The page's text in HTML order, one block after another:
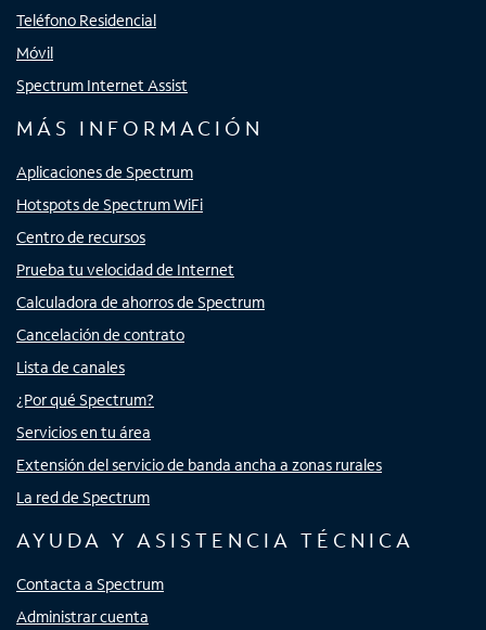
Teléfono Residencial
Móvil
Spectrum Internet Assist
MÁS INFORMACIÓN
Aplicaciones de Spectrum
Hotspots de Spectrum WiFi
Centro de recursos
Prueba tu velocidad de Internet
Calculadora de ahorros de Spectrum
Cancelación de contrato
Lista de canales
¿Por qué Spectrum?
Servicios en tu área
Extensión del servicio de banda ancha a zonas rurales
La red de Spectrum
AYUDA Y ASISTENCIA TÉCNICA
Contacta a Spectrum
Administrar cuenta